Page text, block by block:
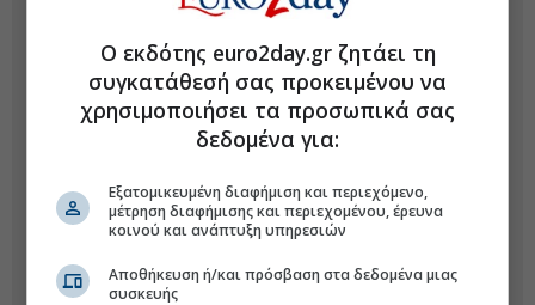
Ο εκδότης euro2day.gr ζητάει τη
συγκατάθεσή σας προκειμένου να
χρησιμοποιήσει τα προσωπικά σας
δεδομένα για:
Εξατομικευμένη διαφήμιση και περιεχόμενο,
μέτρηση διαφήμισης και περιεχομένου, έρευνα
κοινού και ανάπτυξη υπηρεσιών
Αποθήκευση ή/και πρόσβαση στα δεδομένα μιας
συσκευής